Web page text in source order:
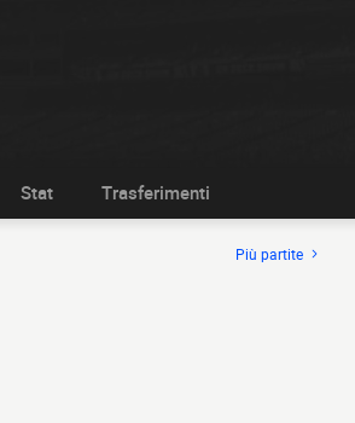
Stat Trasferimenti
Più partite